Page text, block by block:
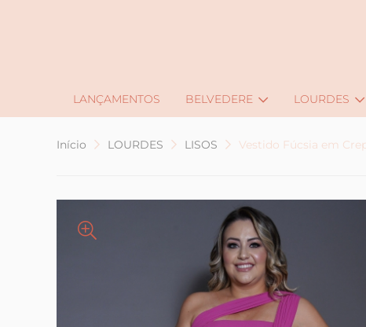
LANÇAMENTOS
BELVEDERE LOURDES
Início LOURDES LISOS Vestido Fúcsia em